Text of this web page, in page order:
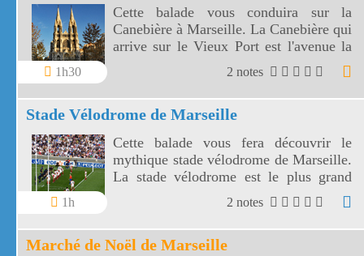
1h30
Cette balade vous conduira sur la
Canebière à Marseille. La Canebière qui
arrive sur le Vieux Port est l'avenue la
plus connue de Marseille.
2 notes
Stade Vélodrome de Marseille
1h
Cette balade vous fera découvrir le
mythique stade vélodrome de Marseille.
La stade vélodrome est le plus grand
stade du championnat de France de
2 notes
Marché de Noël de Marseille